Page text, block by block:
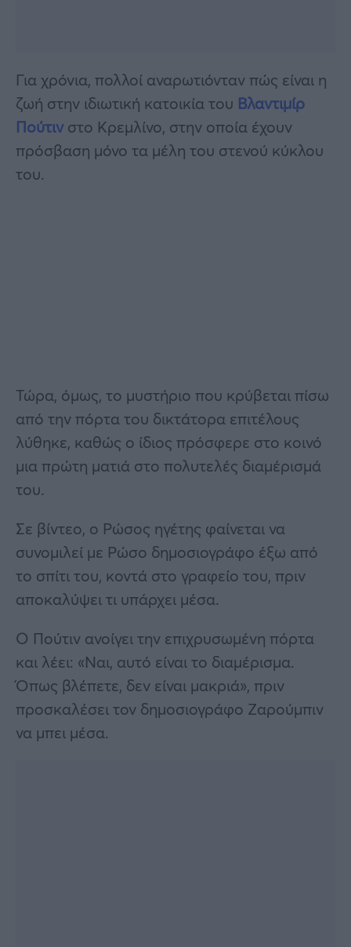
Για χρόνια, πολλοί αναρωτιόνταν πώς είναι η
ζωή στην ιδιωτική κατοικία του Βλαντιμίρ
Πούτινστο Κρεμλίνο, στην οποία έχουν
πρόσβαση μόνο τα μέλη του στενού κύκλου
του.
Τώρα, όμως, το μυστήριο που κρύβεται πίσω
από την πόρτα του δικτάτορα επιτέλους
λύθηκε, καθώς ο ίδιος πρόσφερε στο κοινό
μια πρώτη ματιά στο πολυτελές διαμέρισμά
του.
Σε βίντεο, ο Ρώσος ηγέτης φαίνεται να
συνομιλεί με Ρώσο δημοσιογράφο έξω από
το σπίτι του, κοντά στο γραφείο του, πριν
αποκαλύψει τι υπάρχει μέσα.
Ο Πούτιν ανοίγει την επιχρυσωμένη πόρτα
και λέει: «Ναι, αυτό είναι το διαμέρισμα.
Όπως βλέπετε, δεν είναι μακριά», πριν
προσκαλέσει τον δημοσιογράφο Ζαρούμπιν
να μπει μέσα.